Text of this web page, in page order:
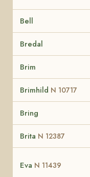
Bell
Bredal
Brim
Brimhild N 10717
Bring
Brita N 12387
Eva N 11439